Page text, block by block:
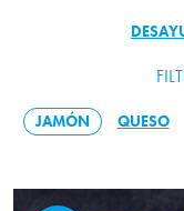
JAMÓN QUESO